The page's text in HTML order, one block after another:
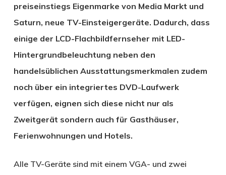
preiseinstiegs Eigenmarke von Media Markt und
Saturn, neue TV-Einsteigergeräte. Dadurch, dass
einige der LCD-Flachbildfernseher mit LED-
Hintergrundbeleuchtung neben den
handelsüblichen Ausstattungsmerkmalen zudem
noch über ein integriertes DVD-Laufwerk
verfügen, eignen sich diese nicht nur als
Zweitgerät sondern auch für Gasthäuser,
Ferienwohnungen und Hotels.
Alle TV-Geräte sind mit einem VGA- und zwei